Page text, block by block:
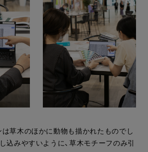
草木のほかに動物も描かれたものでし
込みやすいように、草木モチーフのみ引